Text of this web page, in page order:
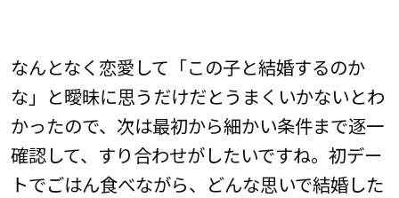
なんとなく恋愛して「この子と結婚するのか
な」と曖昧に思うだけだとうまくいかないとわ
かったので、次は最初から細かい条件まで逐一
確認して、すり合わせがしたいですね。初デー
トでごはん食べながら、どんな思いで結婚した